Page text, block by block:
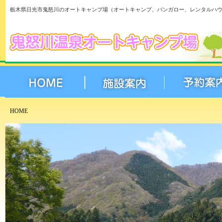
栃木県日光市鬼怒川のオートキャンプ場（オートキャンプ、バンガロー、レンタルハ
HOME